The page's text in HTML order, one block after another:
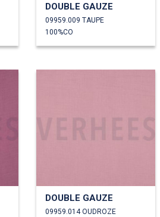
DOUBLE GAUZE
09959.009 TAUPE
100%CO
DOUBLE GAUZE
09959.014 OUDROZE